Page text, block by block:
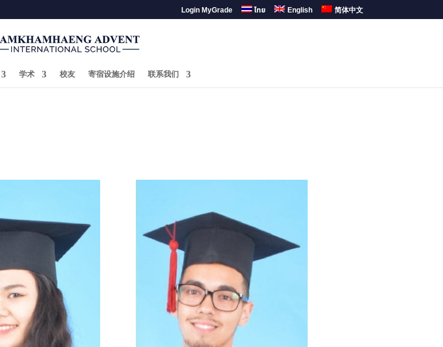
Login MyGrade ไทย English 简体中文
学术 校友 寄宿设施介绍 联系我们